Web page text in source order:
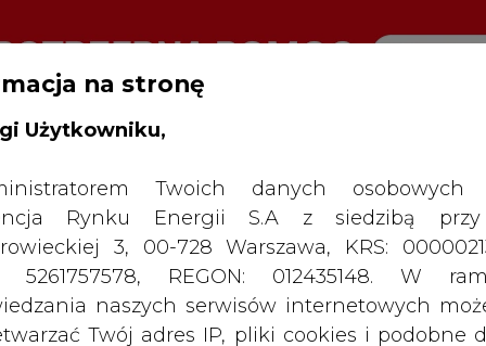
na stronę
Użytkowniku,
Twoich danych osobowych
Rynku Energii S.A z siedzibą
3, 00-728 Warszawa, KRS:
5261757578, REGON: 012435148. W
naszych serwisów internetowych
Twój adres IP, pliki cookies i podobne